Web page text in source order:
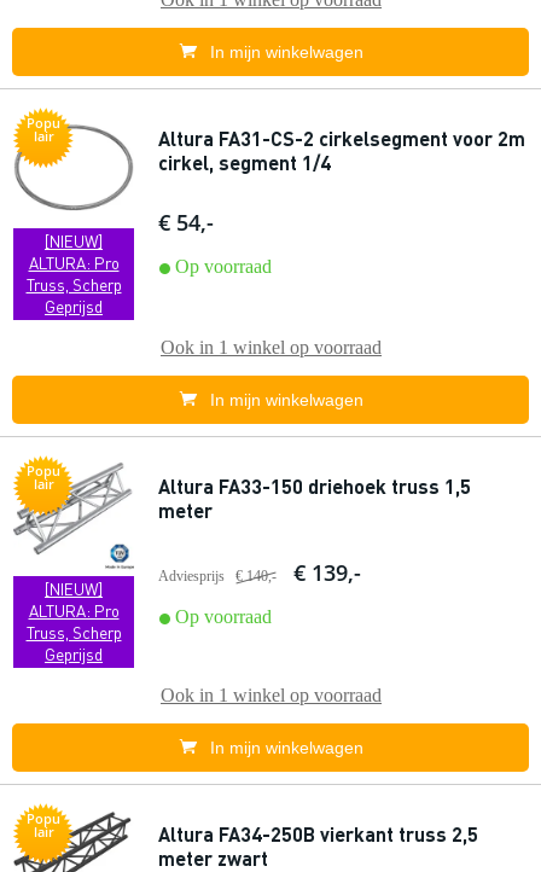
In mijn winkelwagen
Popu
lair
[NIEUW]
ALTURA: Pro
Truss, Scherp
Geprijsd
Altura FA31-CS-2 cirkelsegment voor 2m
cirkel, segment 1/4
€ 54,-
Op voorraad
Ook in 1 winkel op voorraad
In mijn winkelwagen
Popu
lair
[NIEUW]
ALTURA: Pro
Truss, Scherp
Geprijsd
Altura FA33-150 driehoek truss 1,5
meter
Adviesprijs € 140,- € 139,-
Op voorraad
Ook in 1 winkel op voorraad
In mijn winkelwagen
Popu
lair
Altura FA34-250B vierkant truss 2,5
meter zwart